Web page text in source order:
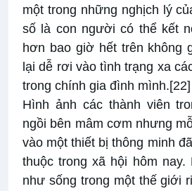
một trong những nghịch lý
số là con người có thể kết
hơn bao giờ hết trên không
lại dễ rơi vào tình trạng xa
trong chính gia đình mình.[22]
Hình ảnh các thành viên
ngồi bên mâm cơm nhưng
vào một thiết bị thông minh
thuộc trong xã hội hôm
như sống trong một thế giới